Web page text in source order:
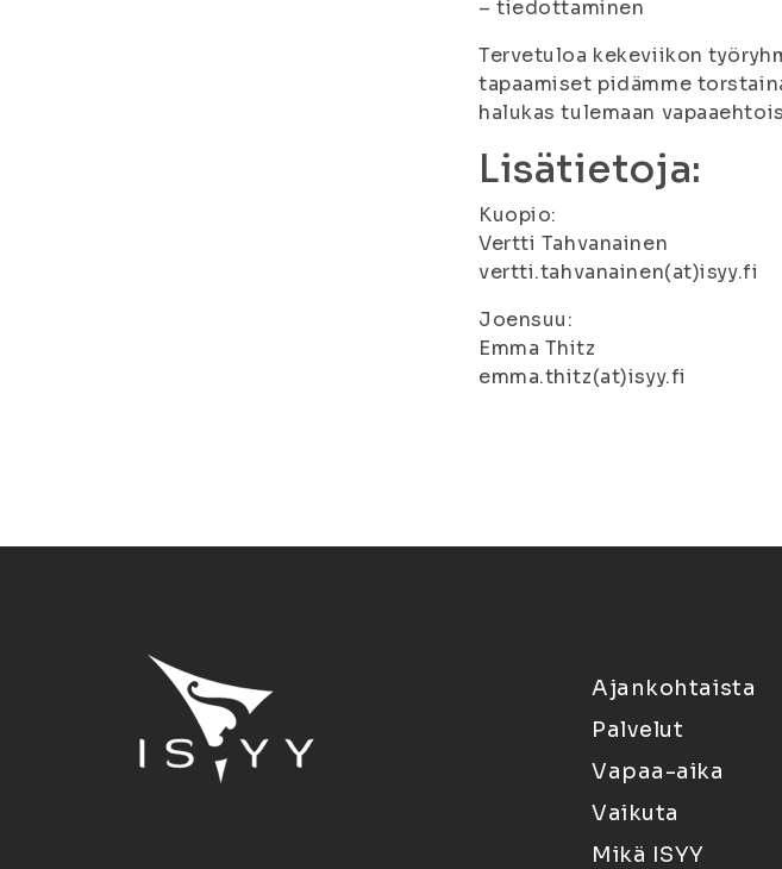
– tiedottaminen
Tervetuloa kekeviikon
tapaamiset pidämme
halukas tulemaan
Lisätietoja:
Kuopio:
Vertti Tahvanainen
vertti.tahvanainen(at)isyy.fi
Joensuu:
Emma Thitz
emma.thitz(at)isyy.fi
Ajankohtaista
Palvelut
Vapaa-aika
Vaikuta
Mikä ISYY